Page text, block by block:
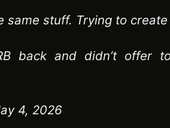
same stuff. Trying to
back and didn’t offer
4, 2026